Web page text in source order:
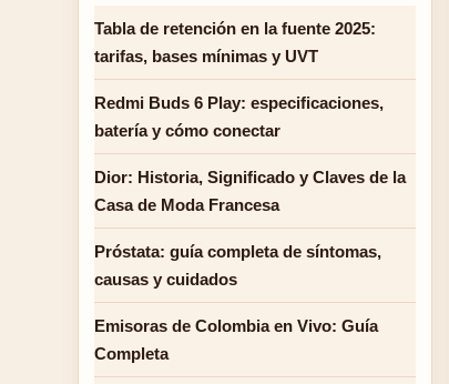
Tabla de retención en la fuente 2025:
tarifas, bases mínimas y UVT
Redmi Buds 6 Play: especificaciones,
batería y cómo conectar
Dior: Historia, Significado y Claves de la
Casa de Moda Francesa
Próstata: guía completa de síntomas,
causas y cuidados
Emisoras de Colombia en Vivo: Guía
Completa